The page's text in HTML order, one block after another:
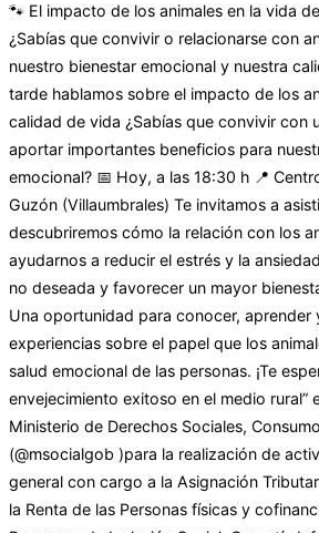
🐾 El impacto de los animales en la vida
¿Sabías que convivir o relacionarse con
nuestro bienestar emocional y nuestra
tarde hablamos sobre el impacto de los
calidad de vida ¿Sabías que convivir con
aportar importantes beneficios para
emocional? 📅 Hoy, a las 18:30 h 📍
Guzón (Villaumbrales) Te invitamos a
descubriremos cómo la relación con los
ayudarnos a reducir el estrés y la
no deseada y favorecer un mayor
Una oportunidad para conocer, aprender
experiencias sobre el papel que los
salud emocional de las personas. ¡Te
envejecimiento exitoso en el medio rural”
Ministerio de Derechos Sociales,
(@msocialgob )para la realización de
general con cargo a la Asignación
la Renta de las Personas físicas y